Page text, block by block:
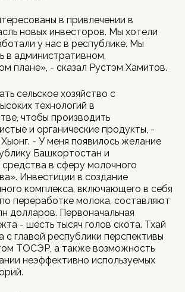
в привлечении в
новых инвесторов. Мы хотели
у нас в республике. Мы
в административном,
плане», - сказал Рустэм Хамитов.
сельское хозяйство с
технологий в
чтобы производить
и органические продукты, -
- У меня появилось желание
Башкортостан и
средства в сферу молочного
Инвестиции в создание
комплекса, включающего в себя
переработке молока, составляют
долларов. Первоначальная
- шесть тысяч голов скота. Тхай
с главой республики перспективы
ТОСЭР, а также возможность
неэффективно используемых